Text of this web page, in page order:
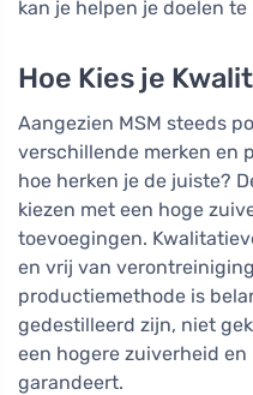
kan je helpen je doelen te
Hoe Kies je
Aangezien MSM steeds
verschillende merken en
hoe herken je de juiste?
kiezen met een hoge
toevoegingen.
en vrij van
productiemethode is
gedestilleerd zijn, niet
een hogere zuiverheid
garandeert.